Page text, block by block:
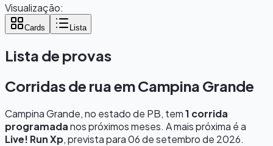
Visualização:
Cards Lista
Lista de provas
Corridas de rua emCampina Grande
Campina Grande, no estado de PB, tem1 corrida
programadanos próximos meses. A mais próxima é a
Live! Run Xp, prevista para06 de setembro de 2026.